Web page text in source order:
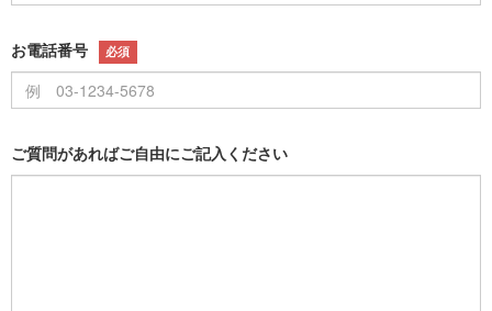
お電話番号 必須
ご質問があればご自由にご記入ください